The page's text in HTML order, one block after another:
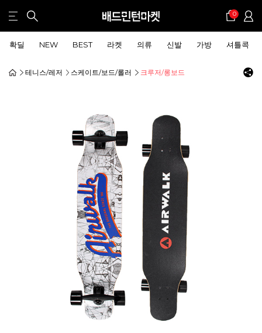
0
확딜 NEW BEST 라켓 의류 신발 가방 셔틀콕
테니스/레저 스케이트/보드/롤러 크루저/롱보드